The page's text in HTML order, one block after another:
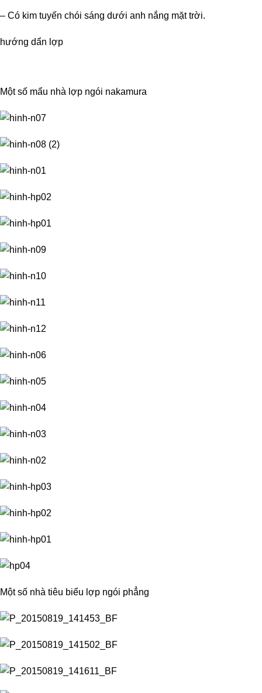
– Có kim tuyến chói sáng dưới anh nắng mặt trời.
hướng dẩn lợp
Một số mẩu nhà lợp ngói nakamura
Một số nhà tiêu biểu lợp ngói phẳng